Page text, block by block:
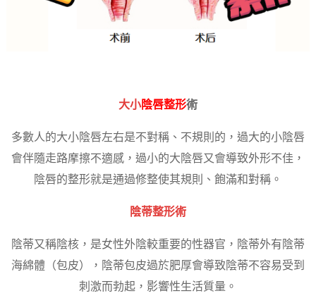
大小陰唇整形術
多數人的大小陰唇左右是不對稱、不規則的，過大的小陰唇
會伴隨走路摩擦不適感，過小的大陰唇又會導致外形不佳，
陰唇的整形就是通過修整使其規則、飽滿和對稱。
陰蒂整形術
陰蒂又稱陰核，是女性外陰較重要的性器官，陰蒂外有陰蒂
海綿體（包皮），陰蒂包皮過於肥厚會導致陰蒂不容易受到
刺激而勃起，影響性生活質量。